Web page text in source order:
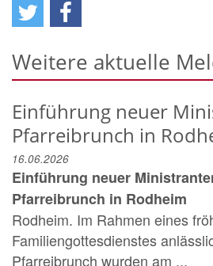
Weitere aktuelle
Einführung neuer
Pfarreibrunch in
16.06.2026
Einführung neuer
Pfarreibrunch in Rodheim
Rodheim. Im Rahmen eines
Familiengottesdienstes
Pfarreibrunch wurden am ...